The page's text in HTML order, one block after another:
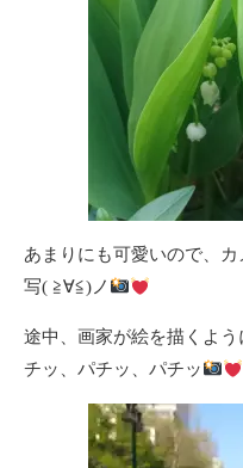
あまりにも可愛いので、
写( ≧∀≦)ノ
途中、画家が絵を描くよ
チッ、パチッ、パチッ